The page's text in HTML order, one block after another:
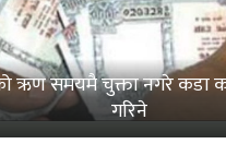
ऋण समयमै चुक्ता नगरे कडा
गरिने